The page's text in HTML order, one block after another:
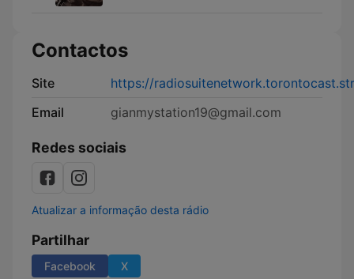
Contactos
Site
https://
Email
gianmystation19@gmail.com
Redes sociais
Atualizar a informação desta rádio
Partilhar
Facebook X